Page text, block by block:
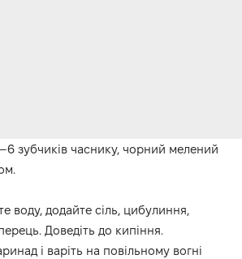
зубчиків часнику, чорний мелений
воду, додайте сіль, цибулиння,
Доведіть до кипіння.
і варіть на повільному вогні